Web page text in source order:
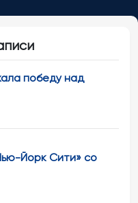
победу над
Йорк Сити» со